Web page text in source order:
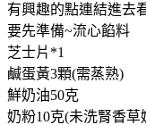
有興趣的點連結進去
要先準備~流心餡料
芝士片*1
鹹蛋黃3顆(需蒸熟)
鮮奶油50克
奶粉10克(未洗腎香草